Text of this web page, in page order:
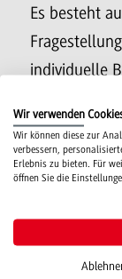
Es besteht
individuelle
dazu
E-Mail:
Wir verwenden
Wir können diese zur
verbessern,
Erlebnis zu bieten. Für
öffnen Sie die